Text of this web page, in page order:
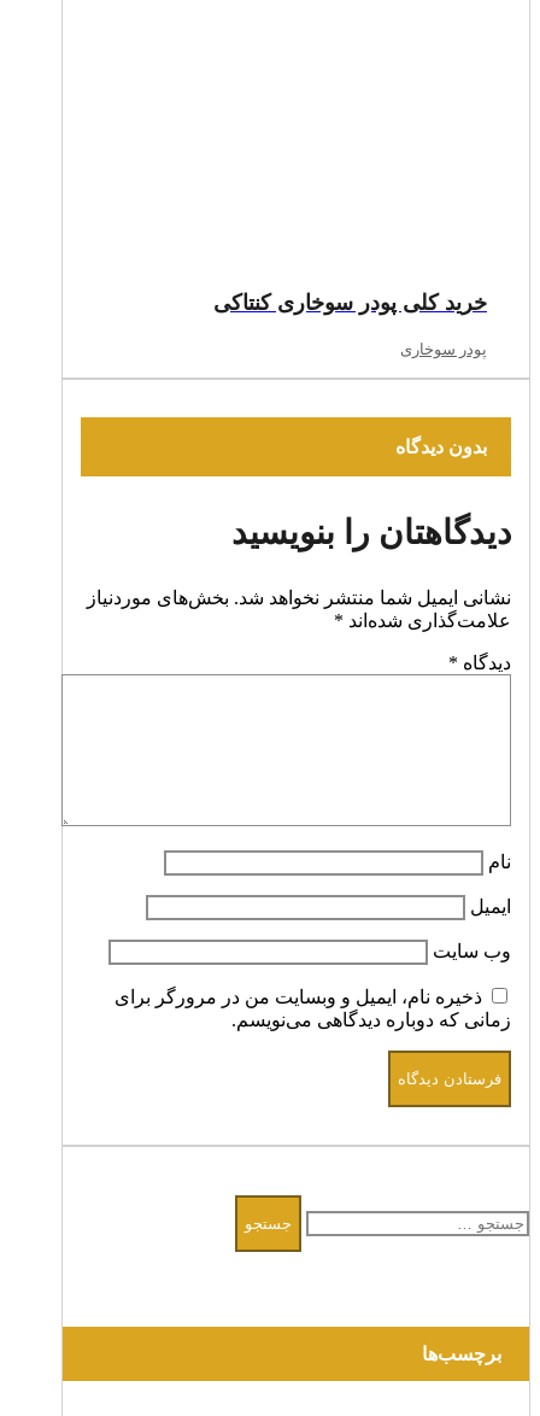
خرید کلی پودر سوخاری کنتاکی
پودر سوخاری
بدون دیدگاه
دیدگاهتان را بنویسید
نشانی ایمیل شما منتشر نخواهد شد. بخش‌های موردنیاز
علامت‌گذاری شده‌اند *
دیدگاه *
نام
ایمیل
وب‌ سایت
ذخیره نام، ایمیل و وبسایت من در مرورگر برای
زمانی که دوباره دیدگاهی می‌نویسم.
برای:
برچسب‌ها